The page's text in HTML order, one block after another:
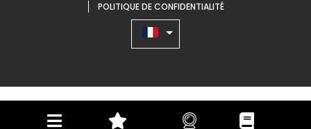
POLITIQUE DE CONFIDENTIALITÉ